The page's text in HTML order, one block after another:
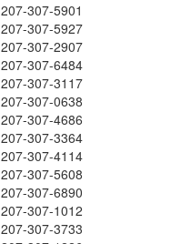
207-307-5901
207-307-5927
207-307-2907
207-307-6484
207-307-3117
207-307-0638
207-307-4686
207-307-3364
207-307-4114
207-307-5608
207-307-6890
207-307-1012
207-307-3733